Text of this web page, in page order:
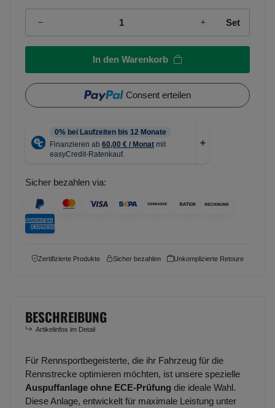
Set
In den Warenkorb
Consent erteilen
Sicher bezahlen via:
Zertifizierte Produkte Sicher bezahlen Unkomplizierte Retoure
BESCHREIBUNG
Artikelinfos im Detail
Für Rennsportbegeisterte, die ihr Fahrzeug für die
Rennstrecke optimieren möchten, ist unsere spezielle
Auspuffanlage ohne ECE-Prüfung die ideale Wahl.
Diese Anlage, entwickelt für maximale Leistung unter